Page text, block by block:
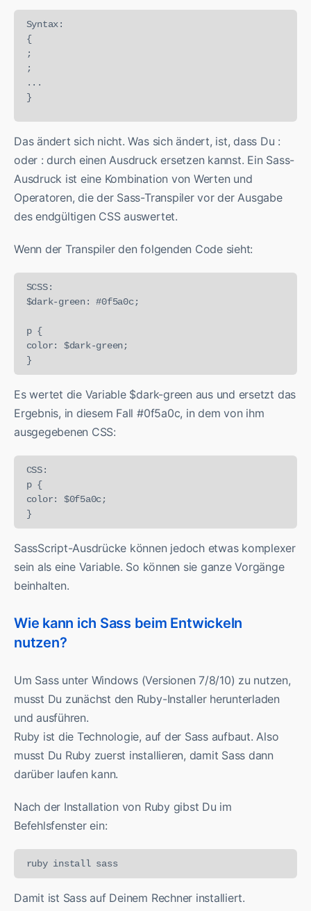
Syntax:
{
;
;
...
Das ändert sich nicht. Was sich ändert, ist, dass Du :
oder : durch einen Ausdruck ersetzen kannst. Ein Sass-
Ausdruck ist eine Kombination von Werten und
Operatoren, die der Sass-Transpiler vor der Ausgabe
des endgültigen CSS auswertet.
Wenn der Transpiler den folgenden Code sieht:
SCSS:
$dark-green: #0f5a0c;
p {
color: $dark-green;
}
Es wertet die Variable $dark-green aus und ersetzt das
Ergebnis, in diesem Fall #0f5a0c, in dem von ihm
ausgegebenen CSS:
CSS:
p {
color: $0f5a0c;
}
SassScript-Ausdrücke können jedoch etwas komplexer
sein als eine Variable. So können sie ganze Vorgänge
beinhalten.
Wie kann ich Sass beim Entwickeln
nutzen?
Um Sass unter Windows (Versionen 7/8/10) zu nutzen,
musst Du zunächst den Ruby-Installer herunterladen
und ausführen.
Ruby ist die Technologie, auf der Sass aufbaut. Also
musst Du Ruby zuerst installieren, damit Sass dann
darüber laufen kann.
Nach der Installation von Ruby gibst Du im
Befehlsfenster ein:
ruby install sass
Damit ist Sass auf Deinem Rechner installiert.